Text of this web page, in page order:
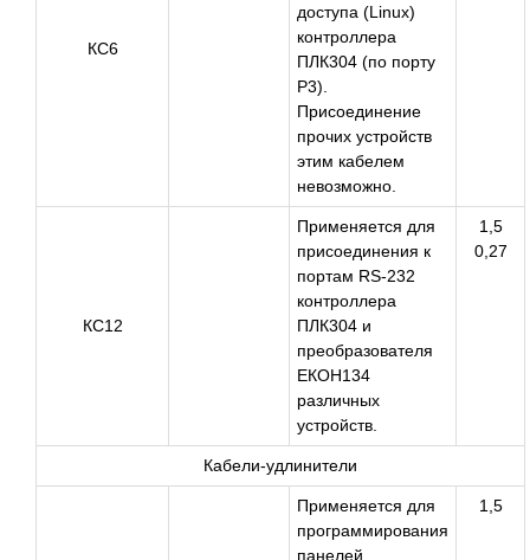
КС6
доступа (Linux)
контроллера
ПЛК304 (по порту
Р3).
Присоединение
прочих устройств
этим кабелем
невозможно.
КС12
Применяется для
присоединения к
портам RS-232
контроллера
ПЛК304 и
преобразователя
ЕКОН134
различных
устройств.
1,5
0,27
Кабели-удлинители
Применяется для
программирования
панелей
1,5